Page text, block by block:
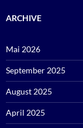
ARCHIVE
Mai 2026
September 2025
August 2025
April 2025